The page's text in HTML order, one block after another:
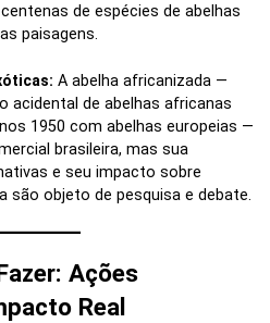
de espécies de abelhas
paisagens.
A abelha africanizada —
acidental de abelhas africanas
1950 com abelhas europeias —
brasileira, mas sua
e seu impacto sobre
são objeto de pesquisa e debate.
Ações
Real